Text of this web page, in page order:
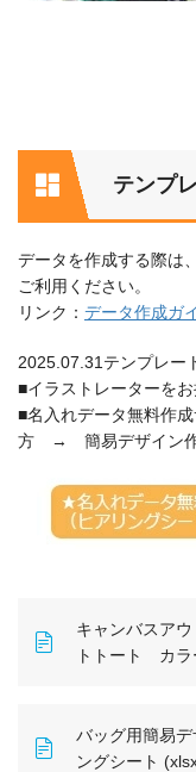
テンプ
データを作成する際は
ご利用ください。
リンク： データ作成ガ
2025.07.31テンプレー
■イラストレーターを
■名入れデータ無料作
方 → 簡易デザイン作
キャンバスア
トトート カラ
バッグ用簡易
ングシート